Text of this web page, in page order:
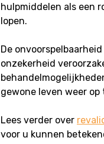
hulpmiddelen als een
lopen.
De
onzekerheid
gewone leven weer op
Lees verder over
voor u kunnen